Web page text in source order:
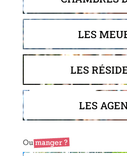
LES
LES
LES